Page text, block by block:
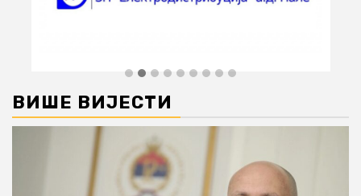
ВИШЕ ВИЈЕСТИ